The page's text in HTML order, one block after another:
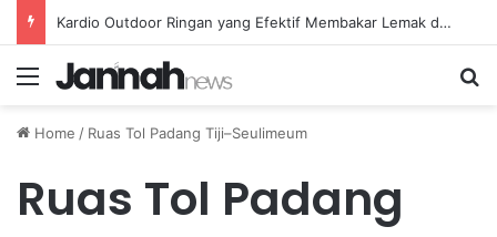
Kardio Outdoor Ringan yang Efektif Membakar Lemak dan Menyegarkan Tubuh Anda
Menu
Home / Ruas Tol Padang Tiji–Seulimeum
Ruas Tol Padang